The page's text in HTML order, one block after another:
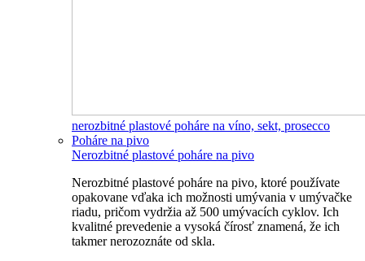
nerozbitné plastové poháre na víno, sekt, prosecco
Poháre na pivo
Nerozbitné plastové poháre na pivo
Nerozbitné plastové poháre na pivo, ktoré používate
opakovane vďaka ich možnosti umývania v umývačke
riadu, pričom vydržia až 500 umývacích cyklov. Ich
kvalitné prevedenie a vysoká čírosť znamená, že ich
takmer nerozoznáte od skla.